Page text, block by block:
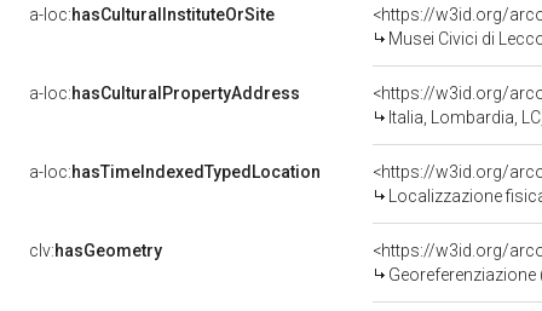
a-loc:hasCulturalInstituteOrSite
<https://w3id.org/
Musei Civici di
a-loc:hasCulturalPropertyAddress
<https://w3id.org/
Italia, Lombardia,
a-loc:hasTimeIndexedTypedLocation
<https://w3id.org/
Localizzazione
clv:hasGeometry
<https://w3id.org/